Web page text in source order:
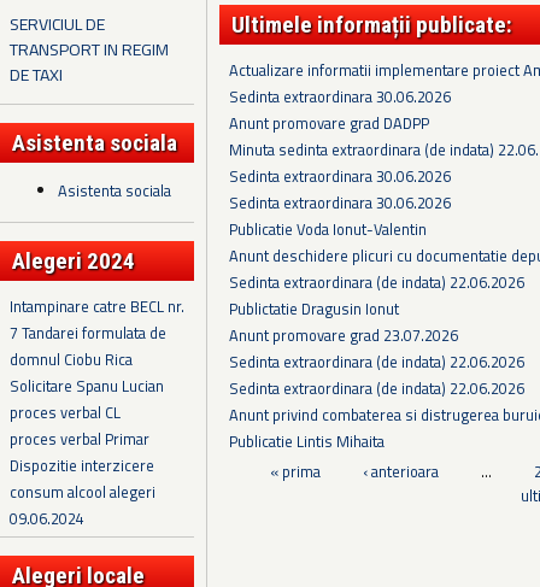
SERVICIUL DE
TRANSPORT IN REGIM
DE TAXI
Asistenta sociala
Asistenta sociala
Alegeri 2024
Intampinare catre BECL nr.
7 Tandarei formulata de
domnul Ciobu Rica
Solicitare Spanu Lucian
proces verbal CL
proces verbal Primar
Dispozitie interzicere
consum alcool alegeri
09.06.2024
Alegeri locale
Ultimele informații publicate:
Actualizare informatii implementare proiect
Sedinta extraordinara 30.06.2026
Anunt promovare grad DADPP
Minuta sedinta extraordinara (de indata)
Sedinta extraordinara 30.06.2026
Sedinta extraordinara 30.06.2026
Publicatie Voda Ionut-Valentin
Anunt deschidere plicuri cu documentatie
Sedinta extraordinara (de indata) 22.06.2026
Publictatie Dragusin Ionut
Anunt promovare grad 23.07.2026
Sedinta extraordinara (de indata) 22.06.2026
Sedinta extraordinara (de indata) 22.06.2026
Anunt privind combaterea si distrugerea
Publicatie Lintis Mihaita
Pagini
« prima ‹ anterioara …